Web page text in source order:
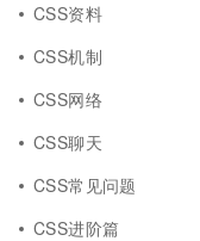
CSS资料
CSS机制
CSS网络
CSS聊天
CSS常见问题
CSS进阶篇